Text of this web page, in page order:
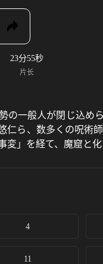
23分55秒
片长
の一般人が閉じ込
ら、数多くの呪
」を経て、魔窟と
4
11